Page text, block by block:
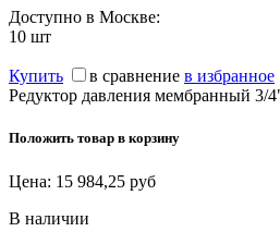
Доступно в Москве:
10 шт
Купить в сравнение в избранное
Редуктор давления мембранный
Положить товар в корзину
Цена: 15 984,25 руб
В наличии